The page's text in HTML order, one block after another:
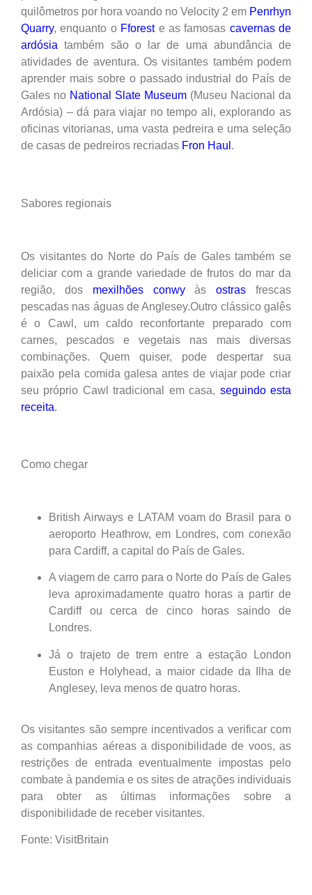
quilômetros por hora voando no Velocity 2 em Penrhyn
Quarry, enquanto o Fforeste as famosas cavernas de
ardósia também são o lar de uma abundância de
atividades de aventura. Os visitantes também podem
aprender mais sobre o passado industrial do País de
Gales no National Slate Museum (Museu Nacional da
Ardósia) – dá para viajar no tempo ali, explorando as
oficinas vitorianas, uma vasta pedreira e uma seleção
de casas de pedreiros recriadas Fron Haul .
Sabores regionais
Os visitantes do Norte do País de Gales também se
deliciar com a grande variedade de frutos do mar da
região, dos mexilhões conwyàsostras frescas
pescadas nas águas de Anglesey.Outro clássico galês
é o Cawl, um caldo reconfortante preparado com
carnes, pescados e vegetais nas mais diversas
combinações. Quem quiser, pode despertar sua
paixão pela comida galesa antes de viajar pode criar
seu próprio Cawl tradicional em casa, seguindo esta
receita.
Como chegar
British Airways e LATAM voam do Brasil para o
aeroporto Heathrow, em Londres, com conexão
para Cardiff, a capital do País de Gales.
A viagem de carro para o Norte do País de Gales
leva aproximadamente quatro horas a partir de
Cardiff ou cerca de cinco horas saindo de
Londres.
Já o trajeto de trem entre a estação London
Euston e Holyhead, a maior cidade da Ilha de
Anglesey, leva menos de quatro horas.
Os visitantes são sempre incentivados a verificar com
as companhias aéreas a disponibilidade de voos, as
restrições de entrada eventualmente impostas pelo
combate à pandemia e os sites de atrações individuais
para obter as últimas informações sobre a
disponibilidade de receber visitantes.
Fonte: VisitBritain